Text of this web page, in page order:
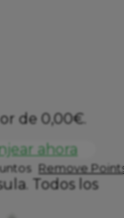
de 0,00€.
ahora
Remove
Todos los